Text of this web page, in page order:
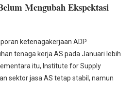
Mengubah Ekspektasi
ketenagakerjaan ADP
tenaga kerja AS pada Januari lebih
itu, Institute for Supply
sektor jasa AS tetap stabil, namun